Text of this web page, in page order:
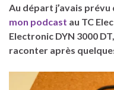
Au départ j’avais prévu
mon podcast au TC
Electronic DYN 3000
raconter après